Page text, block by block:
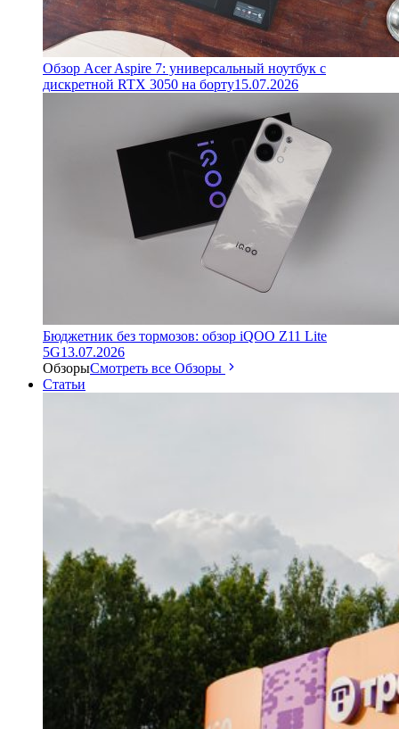
Обзор Acer Aspire 7: универсальный ноутбук с
дискретной RTX 3050 на борту15.07.2026
Бюджетник без тормозов: обзор iQOO Z11 Lite
5G13.07.2026
ОбзорыСмотреть все Обзоры
Статьи